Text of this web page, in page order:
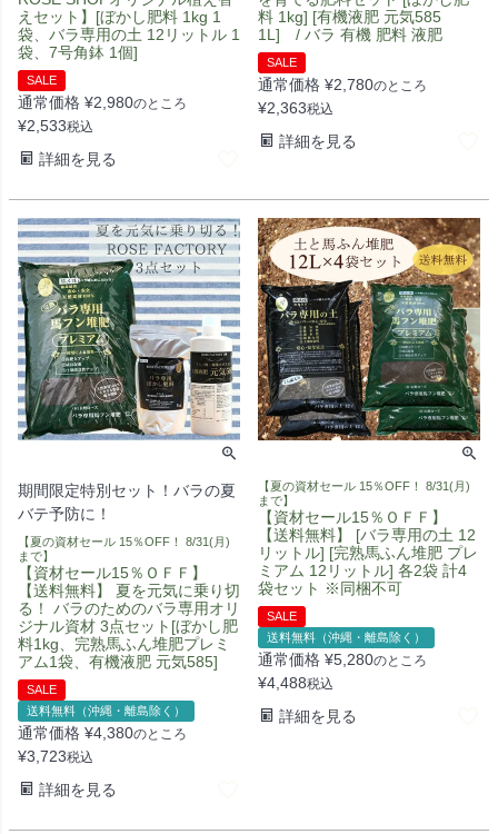
えセット】[ぼかし肥料 1kg 1
袋、バラ専用の土 12リットル 1
袋、7号角鉢 1個]
SALE
通常価格 ¥2,980のところ
¥2,533税込
詳細を見る
料 1kg] [有機液肥 元気585
1L] / バラ 有機 肥料 液肥
SALE
通常価格 ¥2,780のところ
¥2,363税込
詳細を見る
期間限定特別セット！バラの夏
バテ予防に！
【夏の資材セール 15％OFF！ 8/31(月)
まで】
【資材セール15％ＯＦＦ】
【送料無料】 夏を元気に乗り切
る！ バラのためのバラ専用オリ
ジナル資材 3点セット[ぼかし肥
料1kg、完熟馬ふん堆肥プレミ
アム1袋、有機液肥 元気585]
SALE
送料無料（沖縄・離島除く）
通常価格 ¥4,380のところ
¥3,723税込
詳細を見る
【夏の資材セール 15％OFF！ 8/31(月)
まで】
【資材セール15％ＯＦＦ】
【送料無料】 [バラ専用の土 12
リットル] [完熟馬ふん堆肥 プレ
ミアム 12リットル] 各2袋 計4
袋セット ※同梱不可
SALE
送料無料（沖縄・離島除く）
通常価格 ¥5,280のところ
¥4,488税込
詳細を見る